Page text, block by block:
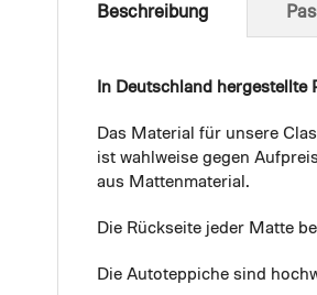
Beschreibung
In Deutschland
Das Material für unsere
ist wahlweise gegen
aus Mattenmaterial.
Die Rückseite jeder Matte
Die Autoteppiche sind